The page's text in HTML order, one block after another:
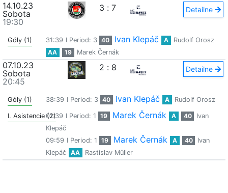
14.10.23
Sobota
19:30
3 : 7 Detailne
Góly (1) 31:39 I Period: 3 40 Ivan Klepáč A
Rudolf Orosz
AA
19 Marek Černák
07.10.23
Sobota
20:45
2 : 8 Detailne
Góly (1) 38:39 I Period: 3 40 Ivan Klepáč A Rudolf Orosz
I. Asistencie (2)
01:39 I Period: 1 19 Marek Černák A 40
Ivan
Klepáč
09:59 I Period: 1 19 Marek Černák A 40
Ivan
Klepáč
AA Rastislav Müller